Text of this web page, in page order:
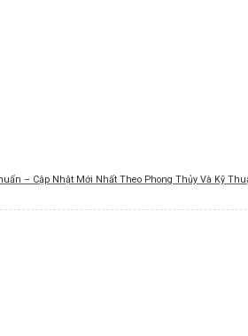
– Cập Nhật Mới Nhất Theo Phong Thủy Và Kỹ